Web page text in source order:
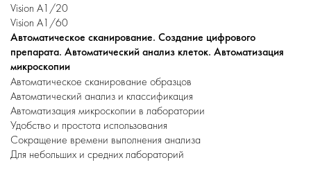
Vision A1/20
Vision A1/60
Автоматическое сканирование. Создание цифрового
препарата. Автоматический анализ клеток. Автоматизация
микроскопии
Автоматическое сканирование образцов
Автоматический анализ и классификация
Автоматизация микроскопии в лаборатории
Удобство и простота использования
Сокращение времени выполнения анализа
Для небольших и средних лабораторий